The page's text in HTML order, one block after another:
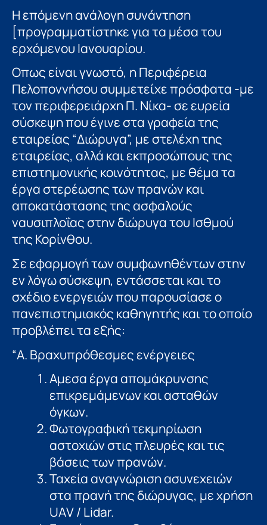
Η επόμενη ανάλογη συνάντηση
[προγραμματίστηκε για τα μέσα του
ερχόμενου Ιανουαρίου.
Οπως είναι γνωστό, η Περιφέρεια
Πελοποννήσου συμμετείχε πρόσφατα -με
τον περιφερειάρχη Π. Νίκα- σε ευρεία
σύσκεψη που έγινε στα γραφεία της
εταιρείας “Διώρυγα”, με στελέχη της
εταιρείας, αλλά και εκπροσώπους της
επιστημονικής κοινότητας, με θέμα τα
έργα στερέωσης των πρανών και
αποκατάστασης της ασφαλούς
ναυσιπλοΐας στην διώρυγα του Ισθμού
της Κορίνθου.
Σε εφαρμογή των συμφωνηθέντων στην
εν λόγω σύσκεψη, εντάσσεται και το
σχέδιο ενεργειών που παρουσίασε ο
πανεπιστημιακός καθηγητής και το οποίο
προβλέπει τα εξής:
“Α. Βραχυπρόθεσµες ενέργειες
Αμεσα έργα απομάκρυνσης
επικρεµάµενων και ασταθών
όγκων.
Φωτογραφική τεκμηρίωση
αστοχιών στις πλευρές και τις
βάσεις των πρανών.
Ταχεία αναγνώριση ασυνεχειών
στα πρανή της διώρυγας, µε χρήση
UΑV / Lidar.